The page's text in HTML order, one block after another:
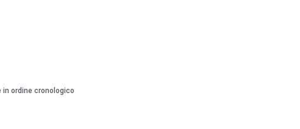
ordine cronologico